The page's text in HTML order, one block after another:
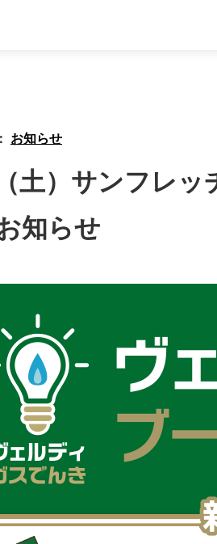
お知らせ
土）サンフレッ
知らせ